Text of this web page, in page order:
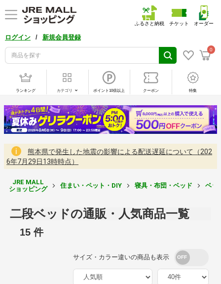
ログイン / 新規会員登録
0
ふるさと納税 チケット オーダー
ランキング カテゴリ ポイント10倍以上 クーポン 特集
熊本県で発生した地震の影響による配送遅延について（202
6年7月29日13時時点）
JRE MALL
ショッピング
住まい・ペット・DIY 寝具・布団・ベッド ベッ
二段ベッドの通販・人気商品一覧
15 件
サイズ・カラー違いの商品も表示